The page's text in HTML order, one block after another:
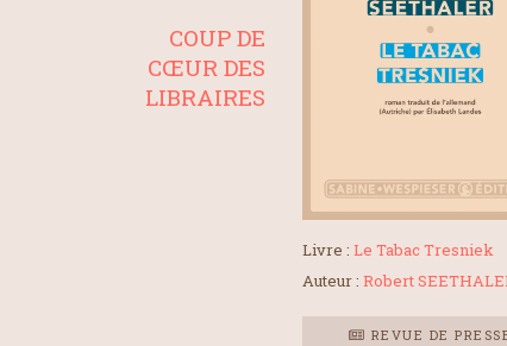
Livre : Le Tabac Tresniek
Auteur : Robert
REVUE DE
COUP DE
CŒUR DES
LIBRAIRES